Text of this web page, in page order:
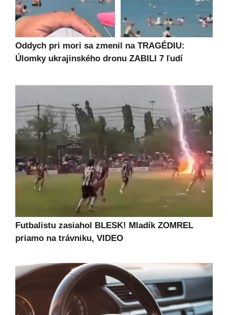
Oddych pri mori sa zmenil na TRAGÉDIU:
Úlomky ukrajinského dronu ZABILI 7 ľudí
Futbalistu zasiahol BLESK! Mladík ZOMREL
priamo na trávniku, VIDEO